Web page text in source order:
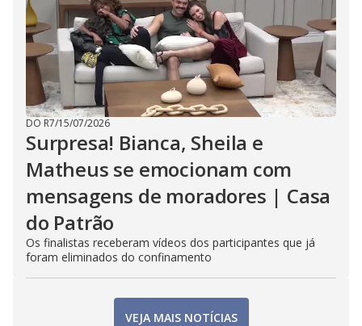
DO R7/15/07/2026
Surpresa! Bianca, Sheila e
Matheus se emocionam com
mensagens de moradores | Casa
do Patrão
Os finalistas receberam vídeos dos participantes que já
foram eliminados do confinamento
VEJA MAIS NOTÍCIAS